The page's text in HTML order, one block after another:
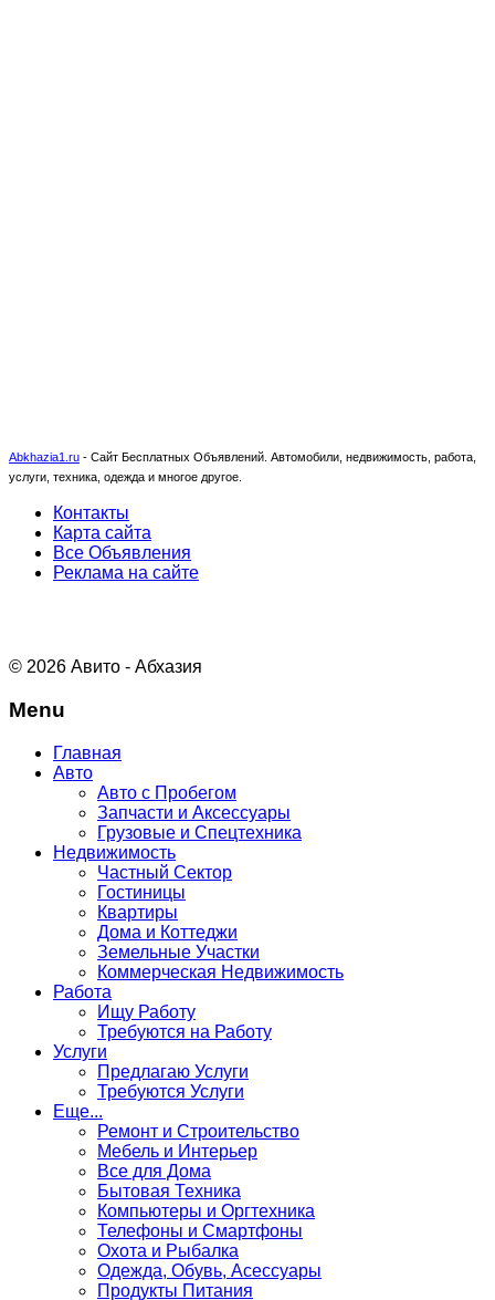
Abkhazia1.ru - Сайт Бесплатных Объявлений. Автомобили, недвижимость, работа,
услуги, техника, одежда и многое другое.
Контакты
Карта сайта
Все Объявления
Реклама на сайте
© 2026 Авито - Абхазия
Menu
Главная
Авто
Авто с Пробегом
Запчасти и Аксессуары
Грузовые и Спецтехника
Недвижимость
Частный Сектор
Гостиницы
Квартиры
Дома и Коттеджи
Земельные Участки
Коммерческая Недвижимость
Работа
Ищу Работу
Требуются на Работу
Услуги
Предлагаю Услуги
Требуются Услуги
Еще...
Ремонт и Строительство
Мебель и Интерьер
Все для Дома
Бытовая Техника
Компьютеры и Оргтехника
Телефоны и Смартфоны
Охота и Рыбалка
Одежда, Обувь, Асессуары
Продукты Питания